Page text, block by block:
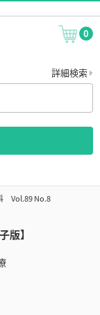
0
詳細検索
Vol.89 No.8
】